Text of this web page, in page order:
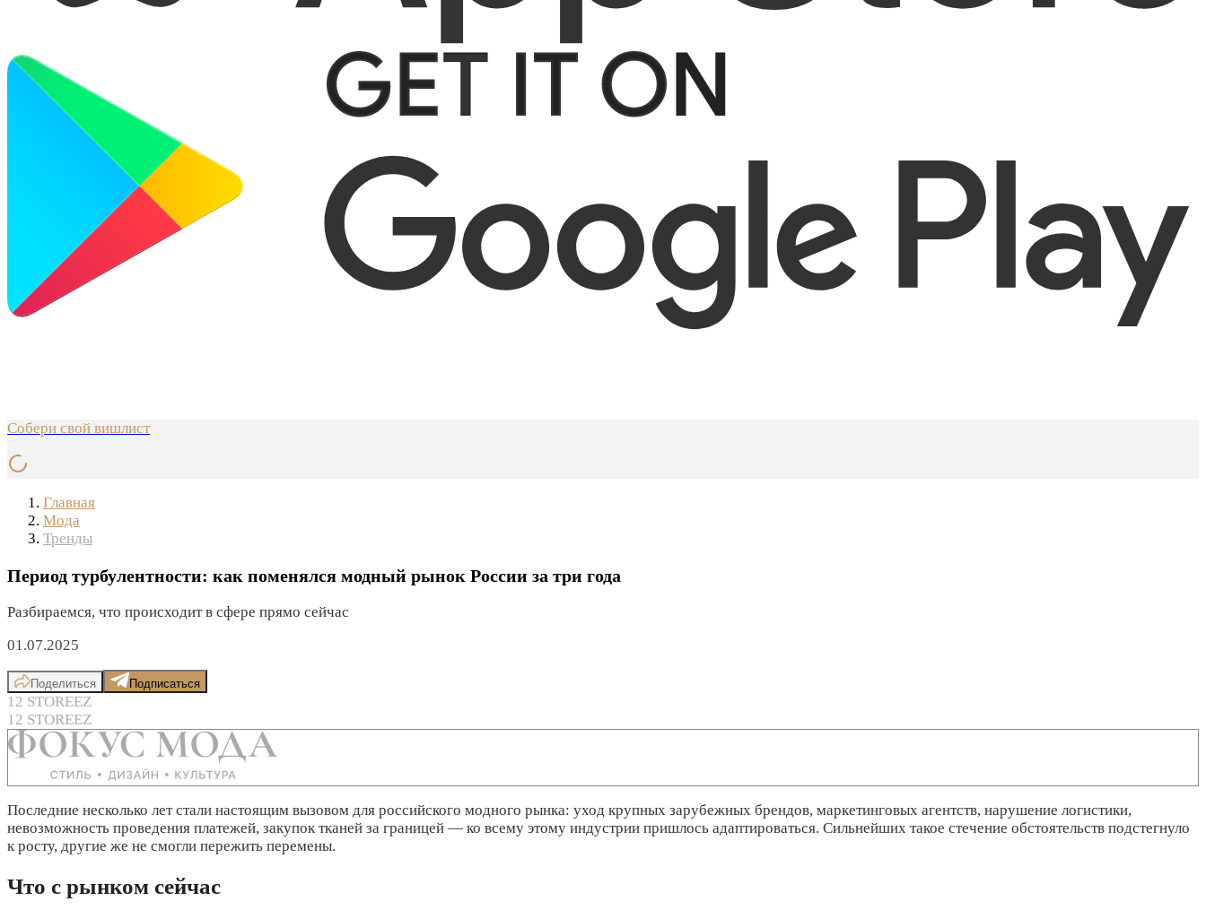
Собери свой вишлист
Главная
Мода
Тренды
Период турбулентности: как поменялся модный рынок России за три года
Разбираемся, что происходит в сфере прямо сейчас
01.07.2025
Поделиться Подписаться
12 STOREEZ
12 STOREEZ
Последние несколько лет стали настоящим вызовом для российского модного рынка: уход крупных зарубежных брендов, маркетинговых агентств, нарушение логистики,
невозможность проведения платежей, закупок тканей за границей — ко всему этому индустрии пришлось адаптироваться. Сильнейших такое стечение обстоятельств подстегнуло
к росту, другие же не смогли пережить перемены.
Что с рынком сейчас